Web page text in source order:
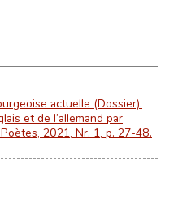
actuelle (Dossier).
et de l’allemand par
2021, Nr. 1, p. 27-48.